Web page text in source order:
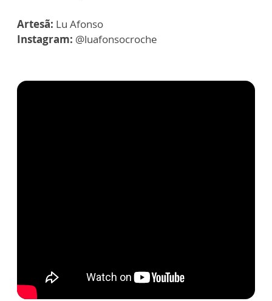
Artesã: Lu Afonso
Instagram: @luafonsocroche